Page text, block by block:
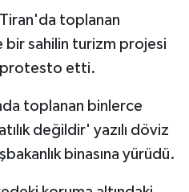
toplanan
sahilin turizm projesi
protesto etti.
toplanan binlerce
değildir' yazılı döviz
binasına yürüdü.